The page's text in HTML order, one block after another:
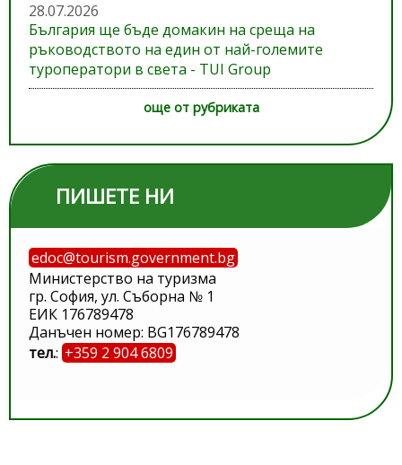
28.07.2026
България ще бъде домакин на среща на
ръководството на един от най-големите
туроператори в света - TUI Group
още от рубриката
ПИШЕТЕ НИ
edoc@tourism.government.bg
Министерство на туризма
гр. София, ул. Съборна № 1
ЕИК 176789478
Данъчен номер: BG176789478
тел.: +359 2 904 6809